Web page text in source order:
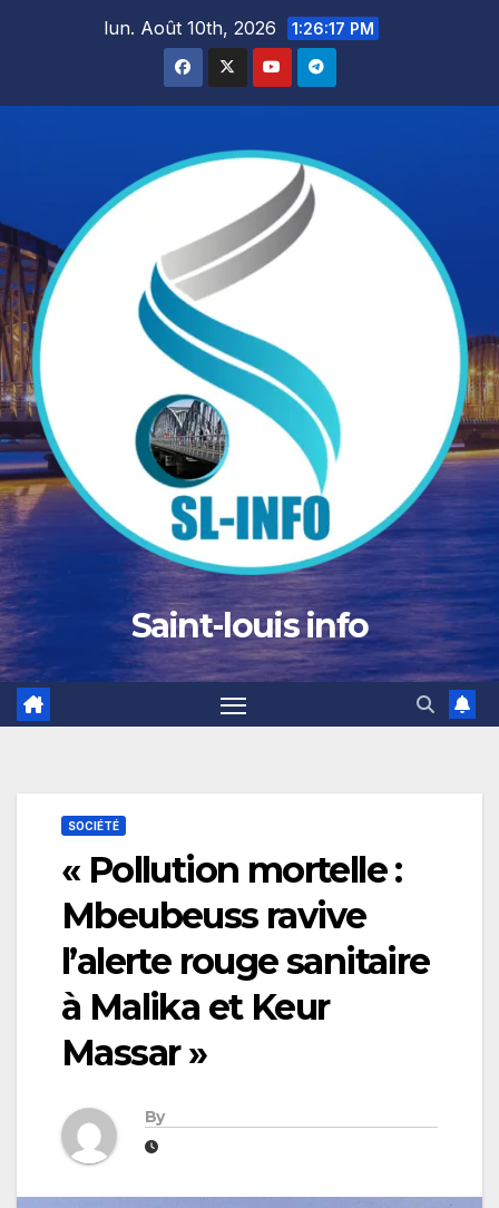
lun. Août 10th, 2026 1:26:19 PM
Saint-louis info
SOCIÉTÉ
« Pollution mortelle :
Mbeubeuss ravive
l’alerte rouge sanitaire
à Malika et Keur
Massar »
By